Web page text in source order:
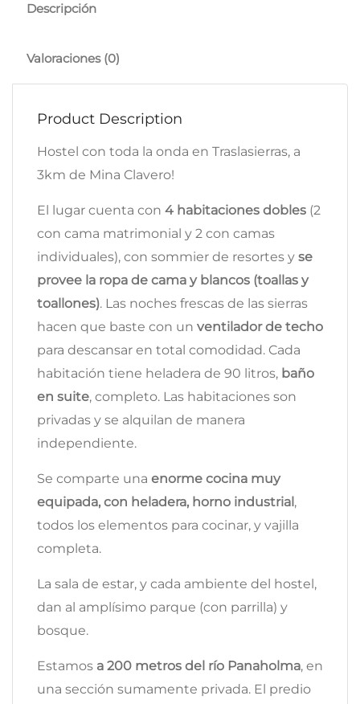
Descripción
Valoraciones (0)
Product Description
Hostel con toda la onda en Traslasierras, a
3km de Mina Clavero!
El lugar cuenta con 4 habitaciones dobles (2
con cama matrimonial y 2 con camas
individuales), con sommier de resortes y se
provee la ropa de cama y blancos (toallas y
toallones). Las noches frescas de las sierras
hacen que baste con un ventilador de techo
para descansar en total comodidad. Cada
habitación tiene heladera de 90 litros, baño
en suite, completo. Las habitaciones son
privadas y se alquilan de manera
independiente.
Se comparte una enorme cocina muy
equipada, con heladera, horno industrial,
todos los elementos para cocinar, y vajilla
completa.
La sala de estar, y cada ambiente del hostel,
dan al amplísimo parque (con parrilla) y
bosque.
Estamos a 200 metros del río Panaholma, en
una sección sumamente privada. El predio